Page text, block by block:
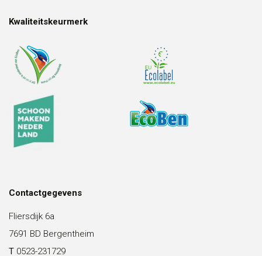
Kwaliteitskeurmerk
Contactgegevens
Fliersdijk 6a
7691 BD Bergentheim
T 0523-231729